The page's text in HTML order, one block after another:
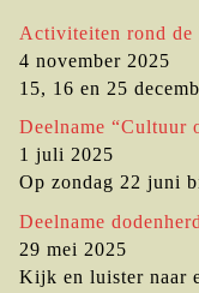
Activiteiten rond de
4 november 2025
15, 16 en 25
Deelname
1 juli 2025
Op zondag 22 juni
Deelname
29 mei 2025
Kijk en luister naar